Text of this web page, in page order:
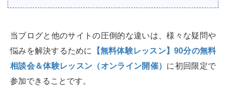
当ブログと他のサイトの圧倒的な違いは、様々な疑問や
悩みを解決するために
【無料体験レッスン】90分の無料
相談会＆体験レッスン（オンライン開催） に初回限定で
参加できることです。